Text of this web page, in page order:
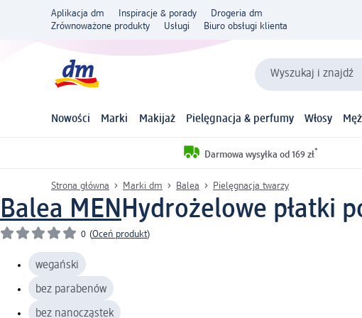
Aplikacja dm Inspiracje & porady
Drogeria dm
Zrównoważone produkty
Usługi Biuro obsługi klienta
Wyszukaj i znajdź
Nowości Marki Makijaż Pielęgnacja & perfumy Włosy
Darmowa wysyłka od 169 zł*
Strona główna Marki dm Balea Pielęgnacja twarzy
Balea MENHydrożelowe płatki
0 (Oceń produkt)
wegański
bez parabenów
bez nanocząstek